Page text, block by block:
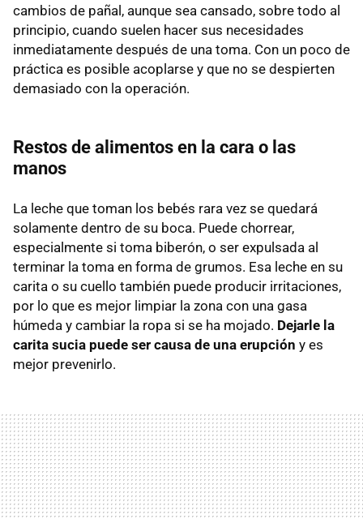
cambios de pañal, aunque sea cansado, sobre todo al
principio, cuando suelen hacer sus necesidades
inmediatamente después de una toma. Con un poco de
práctica es posible acoplarse y que no se despierten
demasiado con la operación.
Restos de alimentos en la cara o las
manos
La leche que toman los bebés rara vez se quedará
solamente dentro de su boca. Puede chorrear,
especialmente si toma biberón, o ser expulsada al
terminar la toma en forma de grumos. Esa leche en su
carita o su cuello también puede producir irritaciones,
por lo que es mejor limpiar la zona con una gasa
húmeda y cambiar la ropa si se ha mojado. Dejarle la
carita sucia puede ser causa de una erupción y es
mejor prevenirlo.